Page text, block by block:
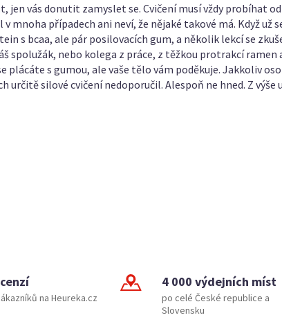
vás donutit zamyslet se. Cvičení musí vždy probíhat
případech ani neví, že nějaké takové má. Když už
s bcaa, ale pár posilovacích gum, a několik lekcí se
spolužák, nebo kolega z práce, z těžkou protrakcí
plácáte s gumou, ale vaše tělo vám poděkuje. Jakkoliv
silové cvičení nedoporučil. Alespoň ne hned. Z výše
na Heureka.cz
4 000 výdejních míst
po celé České republice a
Slovensku